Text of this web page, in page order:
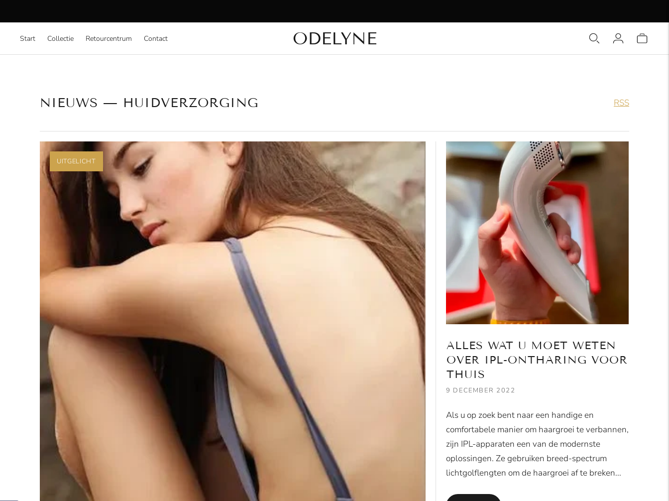
✨ Meer dan 15.000 tevreden klanten! Bedankt dat jullie bij ons zijn!
Start Collectie Retourcentrum Contact ODELYNE
NIEUWS — HUIDVERZORGING RSS
UITGELICHT
ALLES WAT U MOET WETEN
OVER IPL-ONTHARING VOOR
THUIS
9 DECEMBER 2022
Als u op zoek bent naar een handige en
comfortabele manier om haargroei te verbannen,
zijn IPL-apparaten een van de modernste
oplossingen. Ze gebruiken breed-spectrum
lichtgolflengten om de haargroei af te breken...